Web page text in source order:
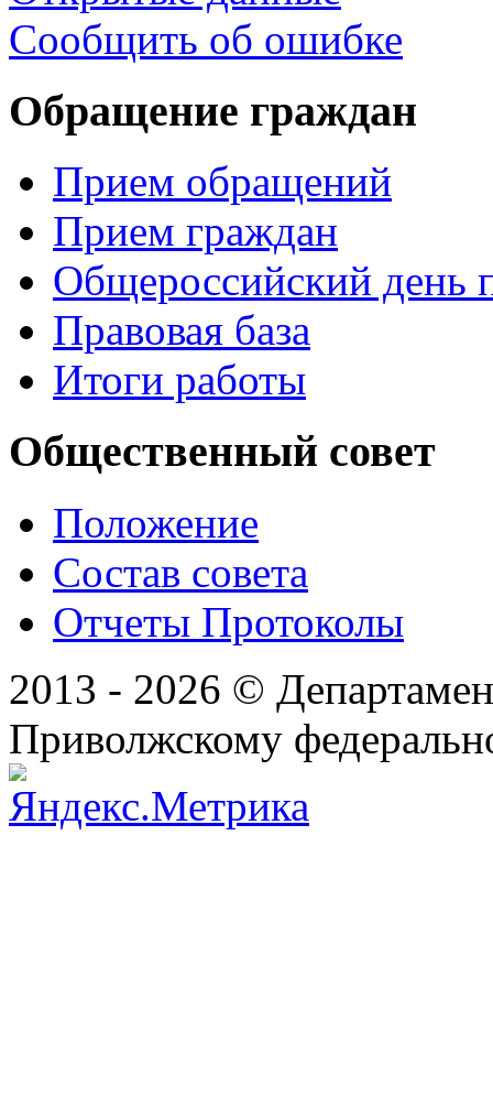
Сообщить об ошибке
Обращение граждан
Прием обращений
Прием граждан
Общероссийский день
Правовая база
Итоги работы
Общественный совет
Положение
Состав совета
Отчеты Протоколы
2013 - 2026 ©
Приволжскому